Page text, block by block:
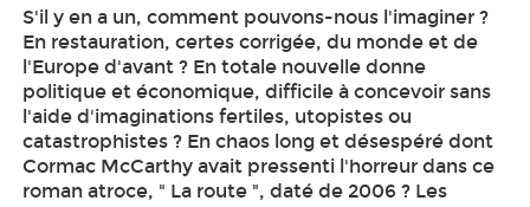
S'il y en a un, comment pouvons-nous l'imaginer ?
En restauration, certes corrigée, du monde et de
l'Europe d'avant ? En totale nouvelle donne
politique et économique, difficile à concevoir sans
l'aide d'imaginations fertiles, utopistes ou
catastrophistes ? En chaos long et désespéré dont
Cormac McCarthy avait pressenti l'horreur dans ce
roman atroce, " La route ", daté de 2006 ? Les